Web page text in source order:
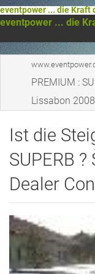
eventpower ... die Kraft
eventpower ... die
Startseite
Das war 2023
Das war 2021
Das war 2020
Das war 2018
Das war 2017
Das war 2016
PREMIUM :
Lissabon 2008
Ist die
SUPERB ?
Dealer